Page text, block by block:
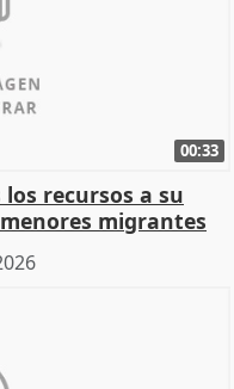
00:33
recursos a su
migrantes